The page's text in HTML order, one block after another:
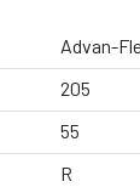
Advan-
205
55
R